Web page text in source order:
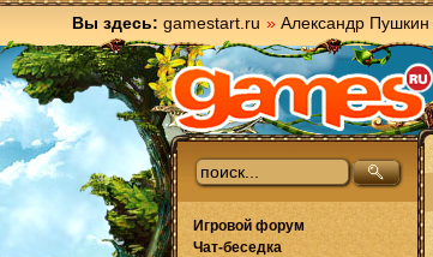
Вы здесь: gamestart.ru » Александр Пушкин
Игровой форум
Чат-беседка